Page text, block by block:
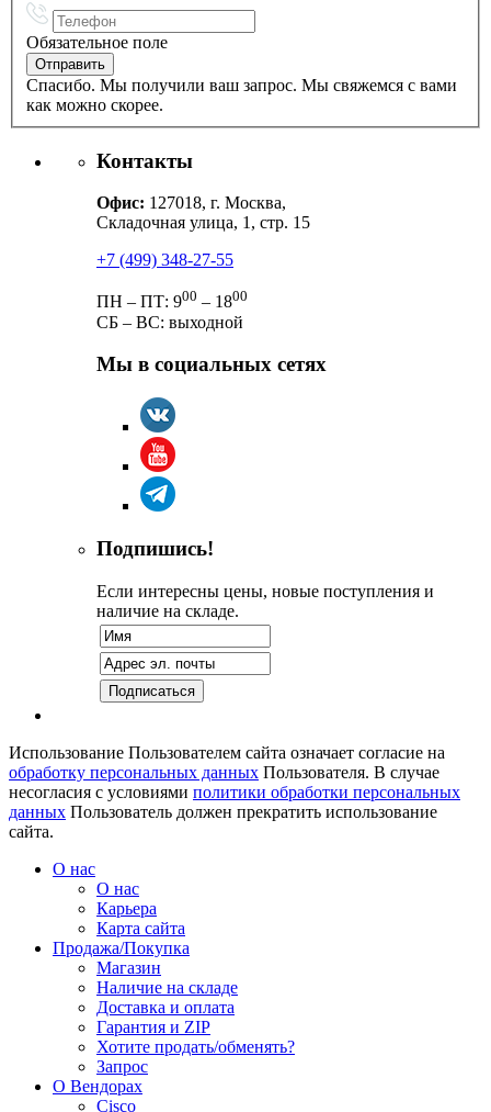
Обязательное поле
Спасибо. Мы получили ваш запрос. Мы свяжемся с вами
как можно скорее.
Контакты
Офис: 127018, г. Москва,
Складочная улица, 1, стр. 15
+7 (499) 348-27-55
ПН – ПТ: 900 – 1800
СБ – ВС: выходной
Мы в социальных сетях
Подпишись!
Если интересны цены, новые поступления и
наличие на складе.
Использование Пользователем сайта означает согласие на
обработку персональных данных Пользователя. В случае
несогласия с условиями политики обработки персональных
данных Пользователь должен прекратить использование
сайта.
О нас
О нас
Карьера
Карта сайта
Продажа/Покупка
Магазин
Наличие на складе
Доставка и оплата
Гарантия и ZIP
Хотите продать/обменять?
Запрос
О Вендорах
Cisco